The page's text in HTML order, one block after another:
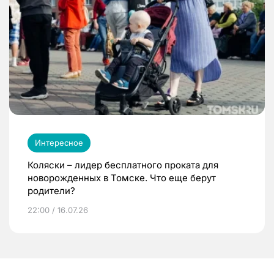
Интересное
Коляски – лидер бесплатного проката для
новорожденных в Томске. Что еще берут
родители?
22:00 / 16.07.26